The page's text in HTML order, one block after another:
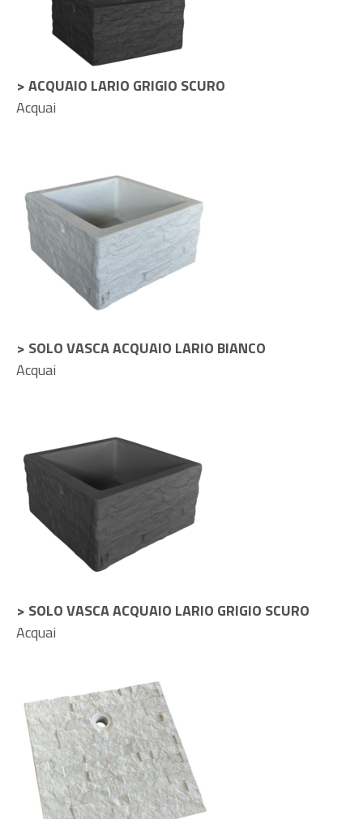
> ACQUAIO LARIO GRIGIO SCURO
Acquai
> SOLO VASCA ACQUAIO LARIO BIANCO
Acquai
> SOLO VASCA ACQUAIO LARIO GRIGIO SCURO
Acquai